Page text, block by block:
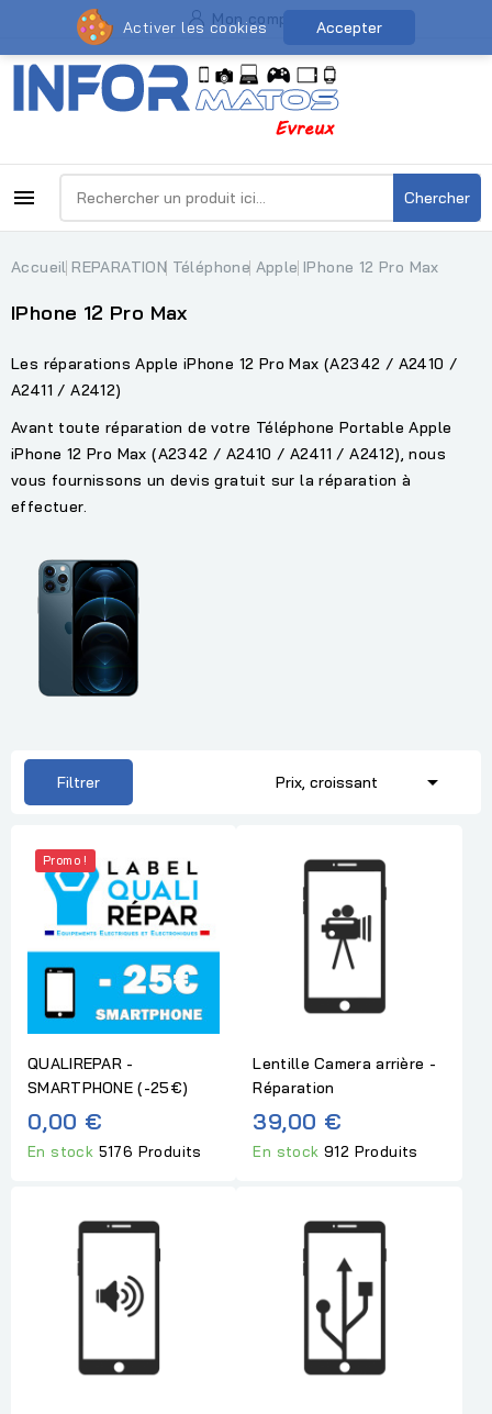
Mon compte
 Chercher
Accueil REPARATION Téléphone Apple IPhone 12 Pro Max
IPhone 12 Pro Max
Les réparations Apple iPhone 12 Pro Max (A2342 / A2410 /
A2411 / A2412)
Avant toute réparation de votre Téléphone Portable Apple
iPhone 12 Pro Max (A2342 / A2410 / A2411 / A2412), nous
vous fournissons un devis gratuit sur la réparation à
effectuer.
Filtrer Prix, croissant 
Promo !
QUALIREPAR -
SMARTPHONE (-25€)
0,00 €
En stock 5176 Produits
Lentille Camera arrière -
Réparation
39,00 €
En stock912 Produits
Activer les cookies Accepter